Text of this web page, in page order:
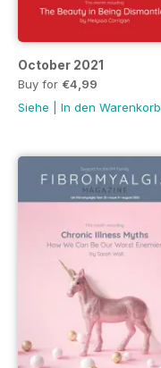
October 2021
Buy for €4,99
Siehe
In den Warenkorb